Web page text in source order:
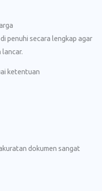
penuhi secara lengkap agar
lancar.
ketentuan
dokumen sangat